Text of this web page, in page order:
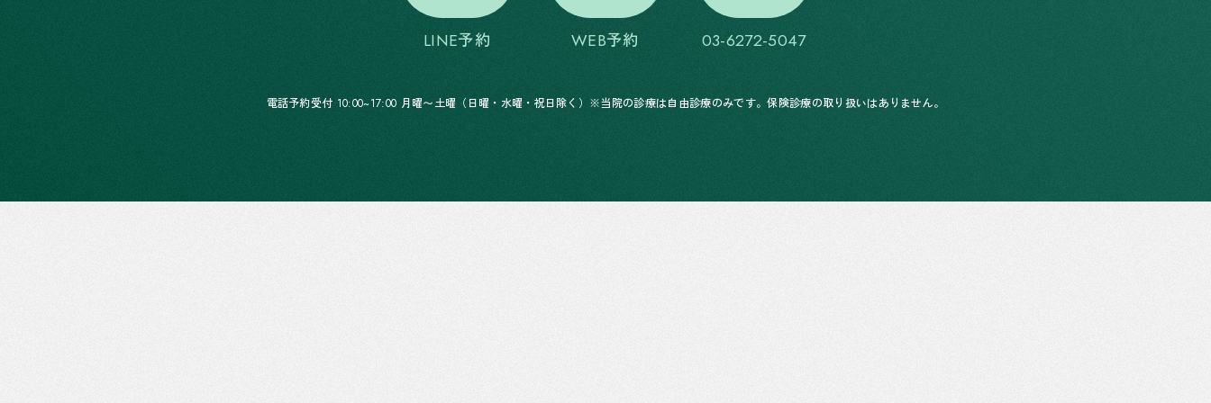
LINE予約 WEB予約 03-6272-5047
電話予約受付 10:00~17:00 月曜〜土曜（日曜・水曜・祝日除く）※当院の診療は自由診療のみです。保険診療の取り扱いはありません。